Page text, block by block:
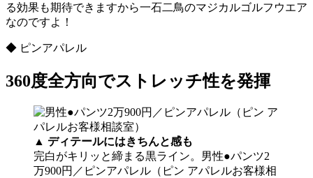
る効果も期待できますから一石二鳥のマジカルゴルフウエア
なのですよ！
◆ ピンアパレル
360度全方向でストレッチ性を発揮
▲ ディテールにはきちんと感も
完白がキリッと締まる黒ライン。男性●パンツ2
万900円／ピンアパレル（ピン アパレルお客様相